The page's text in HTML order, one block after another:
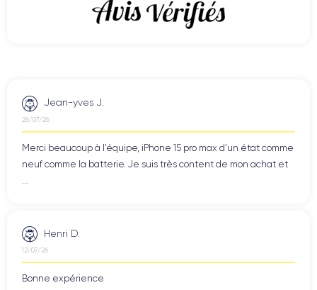
Jean-yves J.
26/07/26
Merci beaucoup à l’équipe, iPhone 15 pro max d’un état comme
neuf comme la batterie. Je suis très content de mon achat et
Henri D.
12/07/26
Bonne expérience